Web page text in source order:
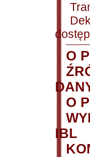
O
O
IBL